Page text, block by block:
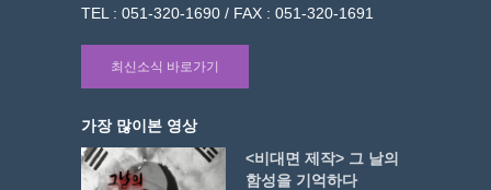
TEL : 051-320-1690 / FAX : 051-320-1691
최신소식 바로가기
가장 많이본 영상
<비대면 제작> 그 날의
함성을 기억하다